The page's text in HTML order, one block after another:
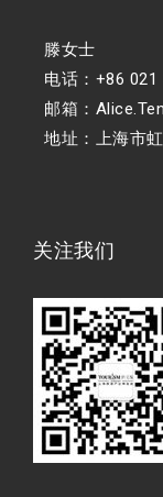
滕女士
电话：+86 021
邮箱：
地址：上海市
关注我们